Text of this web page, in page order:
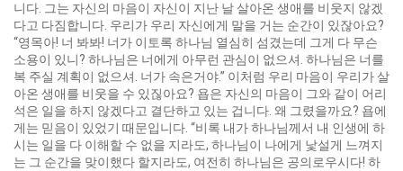
니다. 그는 자신의 마음이 자신이 지난 날 살아온 생애를 비웃지 않겠
다고 다짐합니다. 우리가 우리 자신에게 말을 거는 순간이 있잖아요?
“영목아! 너 봐봐! 너가 이토록 하나님 열심히 섬겼는데 그게 다 무슨
소용이 있니? 하나님은 너에게 아무런 관심이 없으셔. 하나님은 너를
복 주실 계획이 없으셔. 너가 속은거야.” 이처럼 우리 마음이 우리가 살
아온 생애를 비웃을 수 있짆아요? 욥은 자신의 마음이 그와 같이 어리
석은 일을 하지 않겠다고 결단하고 있는 겁니다. 왜 그렸을까요? 욥에
게는 믿음이 있었기 때문입니다. “비록 내가 하나님께서 내 인생에 하
시는 일을 다 이해할 수 없을 지라도, 하나님이 나에게 낯설게 느껴지
는 그 순간을 맞이했다 할지라도, 여전히 하나님은 공의로우시다! 하